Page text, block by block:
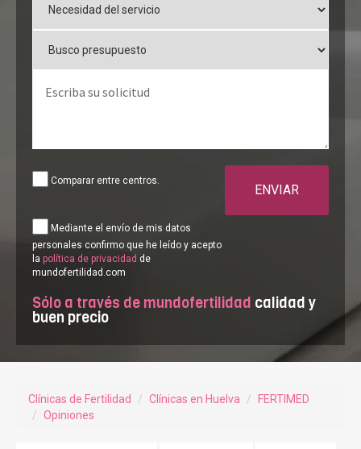
Comparar entre centros.
Mediante el envío de mis datos
personales confirmo que he leído y acepto
la política de privacidad de
mundofertilidad.com
ENVIAR
Sólo a través de mundofertilidad calidad y
buen precio
Clínicas de Fertilidad Clínicas en Huelva
FERTIMED
Opiniones